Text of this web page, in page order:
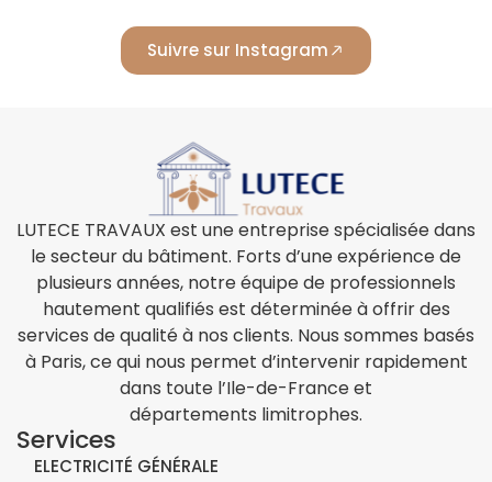
Suivre sur Instagram
LUTECE TRAVAUX est une entreprise spécialisée dans
le secteur du bâtiment. Forts d’une expérience de
plusieurs années, notre équipe de professionnels
hautement qualifiés est déterminée à offrir des
services de qualité à nos clients. Nous sommes basés
à Paris, ce qui nous permet d’intervenir rapidement
dans toute l’Ile-de-France et
départements limitrophes.
Services
ELECTRICITÉ GÉNÉRALE